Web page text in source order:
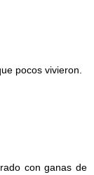
pocos vivieron.
con ganas de